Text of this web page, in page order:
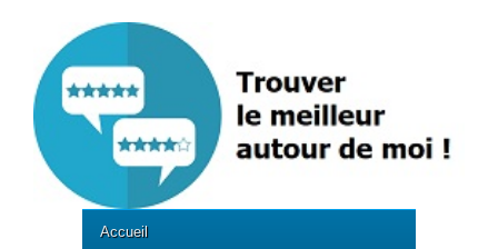
Accueil